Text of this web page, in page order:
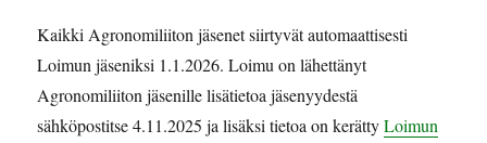
Kaikki Agronomiliiton jäsenet siirtyvät automaattisesti
Loimun jäseniksi 1.1.2026. Loimu on lähettänyt
Agronomiliiton jäsenille lisätietoa jäsenyydestä
sähköpostitse 4.11.2025 ja lisäksi tietoa on kerättyLoimun